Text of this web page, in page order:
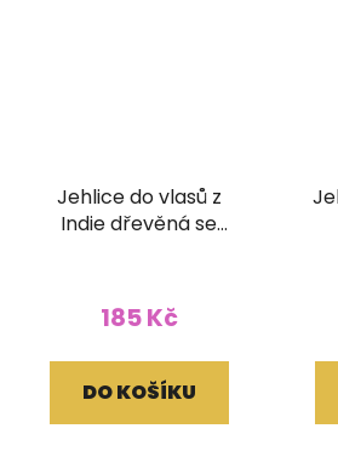
Jehlice do vlasů z
Indie dřevěná se
185 Kč
DO KOŠÍKU